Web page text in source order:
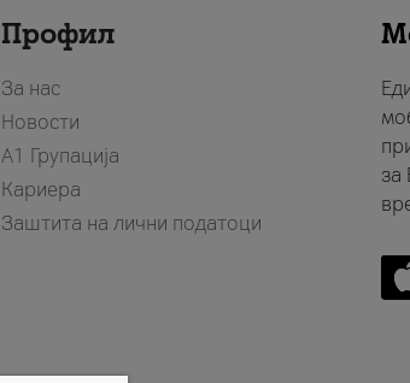
Профил
За нас
Новости
А1 Групација
Кариера
Заштита на лични податоци
за